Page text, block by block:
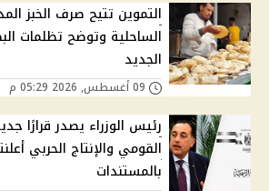
التموين تتيح صرف الخبز
الساحلية وتوضح تظلمات
الجديد
رئيس الوزراء يصدر قرارًا
القومي والإنتاج الحربي
بالمستندات